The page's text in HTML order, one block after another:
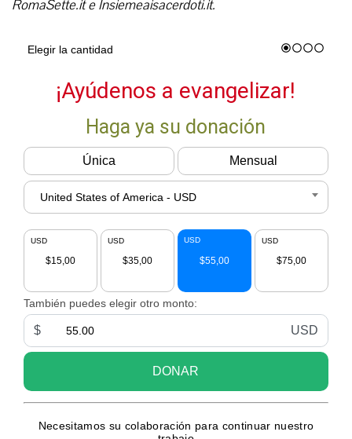
RomaSette.it e Insiemeaisacerdoti.it.